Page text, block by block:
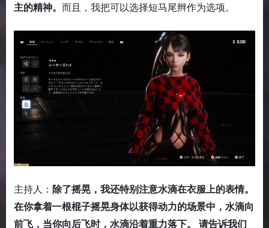
主的精神。 而且，我把可以选择短马尾辫作为选项。
主持人： 除了摇晃，我还特别注意水滴在衣服上的表情。
在你拿着一根棍子摇晃身体以获得动力的场景中，水滴向
前飞，当你向后飞时，水滴沿着重力落下。 请告诉我们